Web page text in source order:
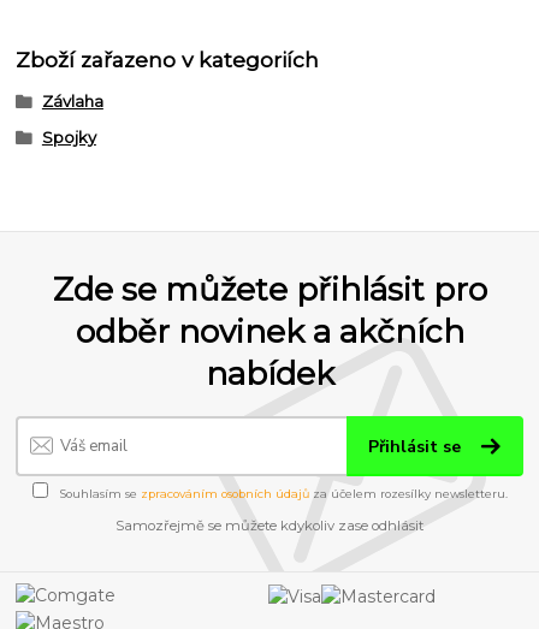
Zboží zařazeno v kategoriích
Závlaha
Spojky
Zde se můžete přihlásit pro
odběr novinek a akčních
nabídek
Přihlásit se
Souhlasím se zpracováním osobních údajůza účelem rozesílky newsletteru.
Samozřejmě se můžete kdykoliv zase odhlásit